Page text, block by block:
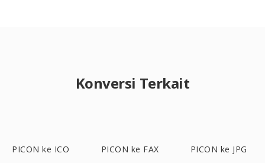
Konversi Terkait
PICON ke ICO PICON ke FAX PICON ke JPG